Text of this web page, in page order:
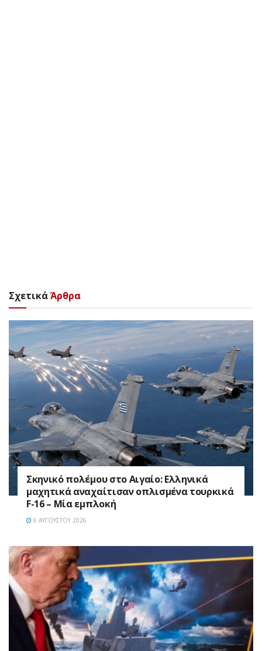
ΣχετικάΆρθρα
Σκηνικό πολέμου στο Αιγαίο: Ελληνικά
μαχητικά αναχαίτισαν οπλισμένα τουρκικά
F-16 – Μία εμπλοκή
6 ΑΥΓΟΎΣΤΟΥ 2026